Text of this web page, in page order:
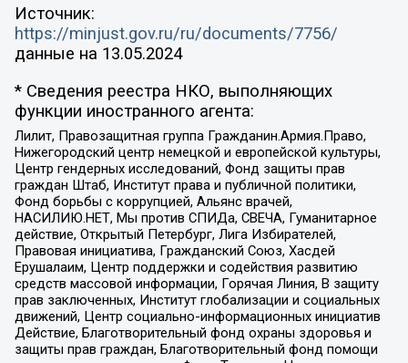
Источник:
https://minjust.gov.ru/ru/documents/7756/
данные на 13.05.2024
* Сведения реестра НКО, выполняющих
функции иностранного агента:
Лилит, Правозащитная группа Гражданин.Армия.Право,
Нижегородский центр немецкой и европейской культуры,
Центр гендерных исследований, Фонд защиты прав
граждан Штаб, Институт права и публичной политики,
Фонд борьбы с коррупцией, Альянс врачей,
НАСИЛИЮ.НЕТ, Мы против СПИДа, СВЕЧА, Гуманитарное
действие, Открытый Петербург, Лига Избирателей,
Правовая инициатива, Гражданский Союз, Хасдей
Ерушалаим, Центр поддержки и содействия развитию
средств массовой информации, Горячая Линия, В защиту
прав заключенных, Институт глобализации и социальных
движений, Центр социально-информационных инициатив
Действие, Благотворительный фонд охраны здоровья и
защиты прав граждан, Благотворительный фонд помощи